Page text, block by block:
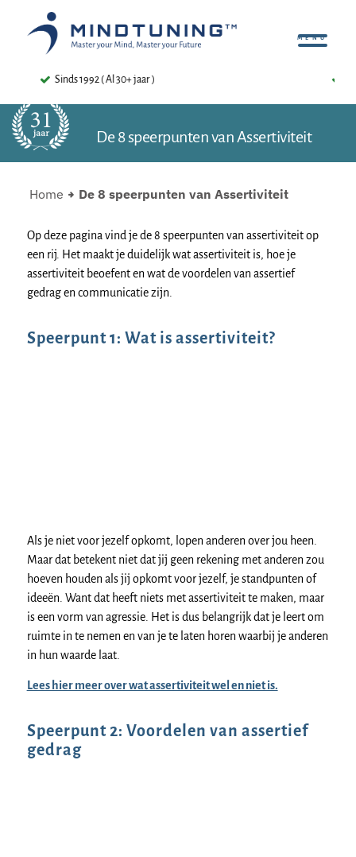
4.8 ⭐⭐⭐⭐⭐ ( 480+ Reviews )
De 8 speerpunten van Assertiviteit
Home De 8 speerpunten van Assertiviteit
Op deze pagina vind je de 8 speerpunten van assertiviteit op
een rij. Het maakt je duidelijk wat assertiviteit is, hoe je
assertiviteit beoefent en wat de voordelen van assertief
gedrag en communicatie zijn.
Speerpunt 1: Wat is assertiviteit?
Als je niet voor jezelf opkomt, lopen anderen over jou heen.
Maar dat betekent niet dat jij geen rekening met anderen zou
hoeven houden als jij opkomt voor jezelf, je standpunten of
ideeën. Want dat heeft niets met assertiviteit te maken, maar
is een vorm van agressie. Het is dus belangrijk dat je leert om
ruimte in te nemen en van je te laten horen waarbij je anderen
in hun waarde laat.
Lees hier meer over wat assertiviteit wel en niet is.
Speerpunt 2: Voordelen van assertief
gedrag